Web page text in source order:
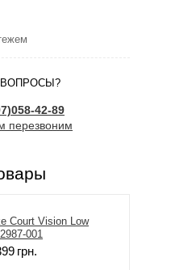
42-89
перезвоним
Court Vision Low
001
грн.